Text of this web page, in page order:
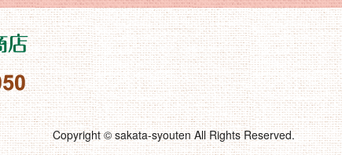
Copyright © sakata-syouten All Rights Reserved.